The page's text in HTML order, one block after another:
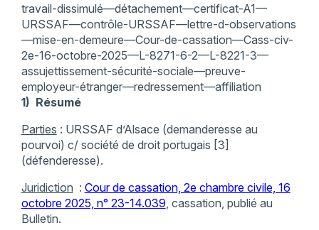
travail-dissimulé—détachement—certificat-A1—
URSSAF—contrôle-URSSAF—lettre-d-observations
—mise-en-demeure—Cour-de-cassation—Cass-civ-
2e-16-octobre-2025—L-8271-6-2—L-8221-3—
assujettissement-sécurité-sociale—preuve-
employeur-étranger—redressement—affiliation
1) Résumé
Parties : URSSAF d’Alsace (demanderesse au
pourvoi) c/ société de droit portugais [3]
(défenderesse).
Juridiction : Cour de cassation, 2e chambre civile, 16
octobre 2025, n° 23-14.039 , cassation, publié au
Bulletin.